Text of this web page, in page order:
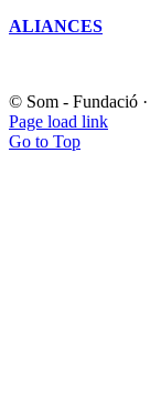
ALIANCES
© Som - Fundació ·
Page load link
Go to Top